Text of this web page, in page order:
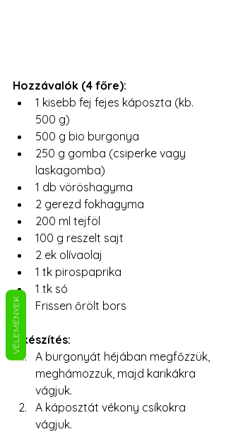
Hozzávalók (4 főre):
1 kisebb fej fejes káposzta (kb.
500 g)
500 g bio burgonya
250 g gomba (csiperke vagy
laskagomba)
1 db vöröshagyma
2 gerezd fokhagyma
200 ml tejföl
100 g reszelt sajt
2 ek olívaolaj
1 tk pirospaprika
1 tk só
Frissen őrölt bors
Elkészítés:
A burgonyát héjában megfőzzük,
meghámozzuk, majd karikákra
vágjuk.
A káposztát vékony csíkokra
vágjuk.
VÉLEMÉNYEK